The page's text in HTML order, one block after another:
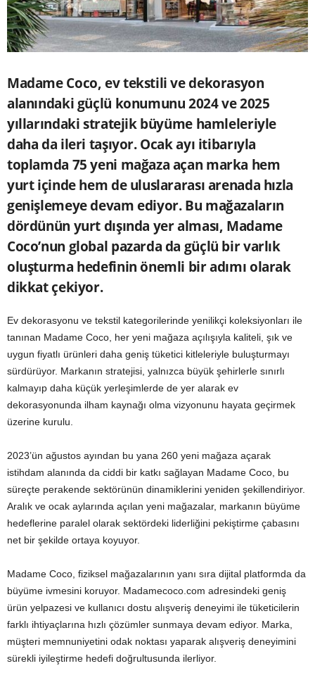
Madame Coco, ev tekstili ve dekorasyon
alanındaki güçlü konumunu 2024 ve 2025
yıllarındaki stratejik büyüme hamleleriyle
daha da ileri taşıyor. Ocak ayı itibarıyla
toplamda 75 yeni mağaza açan marka hem
yurt içinde hem de uluslararası arenada hızla
genişlemeye devam ediyor. Bu mağazaların
dördünün yurt dışında yer alması, Madame
Coco’nun global pazarda da güçlü bir varlık
oluşturma hedefinin önemli bir adımı olarak
dikkat çekiyor.
Ev dekorasyonu ve tekstil kategorilerinde yenilikçi koleksiyonları ile
tanınan Madame Coco, her yeni mağaza açılışıyla kaliteli, şık ve
uygun fiyatlı ürünleri daha geniş tüketici kitleleriyle buluşturmayı
sürdürüyor. Markanın stratejisi, yalnızca büyük şehirlerle sınırlı
kalmayıp daha küçük yerleşimlerde de yer alarak ev
dekorasyonunda ilham kaynağı olma vizyonunu hayata geçirmek
üzerine kurulu.
2023’ün ağustos ayından bu yana 260 yeni mağaza açarak
istihdam alanında da ciddi bir katkı sağlayan Madame Coco, bu
süreçte perakende sektörünün dinamiklerini yeniden şekillendiriyor.
Aralık ve ocak aylarında açılan yeni mağazalar, markanın büyüme
hedeflerine paralel olarak sektördeki liderliğini pekiştirme çabasını
net bir şekilde ortaya koyuyor.
Madame Coco, fiziksel mağazalarının yanı sıra dijital platformda da
büyüme ivmesini koruyor. Madamecoco.com adresindeki geniş
ürün yelpazesi ve kullanıcı dostu alışveriş deneyimi ile tüketicilerin
farklı ihtiyaçlarına hızlı çözümler sunmaya devam ediyor. Marka,
müşteri memnuniyetini odak noktası yaparak alışveriş deneyimini
sürekli iyileştirme hedefi doğrultusunda ilerliyor.